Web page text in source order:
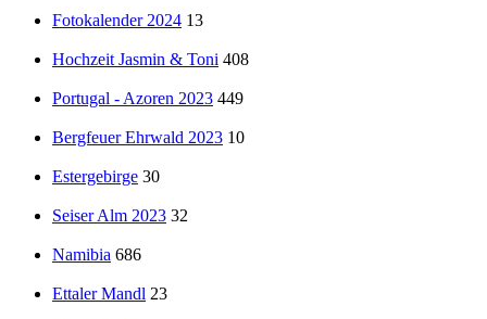
Fotokalender 2024 13
Hochzeit Jasmin & Toni 408
Portugal - Azoren 2023 449
Bergfeuer Ehrwald 2023 10
Estergebirge 30
Seiser Alm 2023 32
Namibia 686
Ettaler Mandl 23